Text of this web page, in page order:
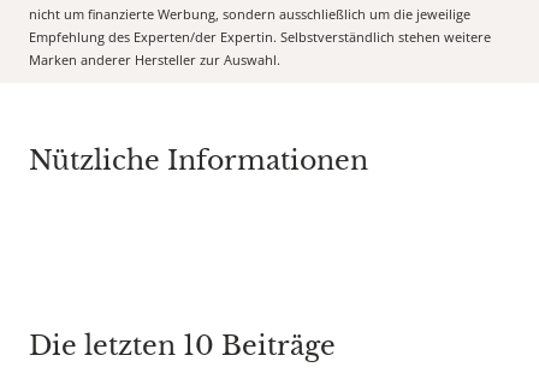
nicht um finanzierte Werbung, sondern ausschließlich um die jeweilige
Empfehlung des Experten/der Expertin. Selbstverständlich stehen weitere
Marken anderer Hersteller zur Auswahl.
Nützliche Informationen
Die letzten 10 Beiträge